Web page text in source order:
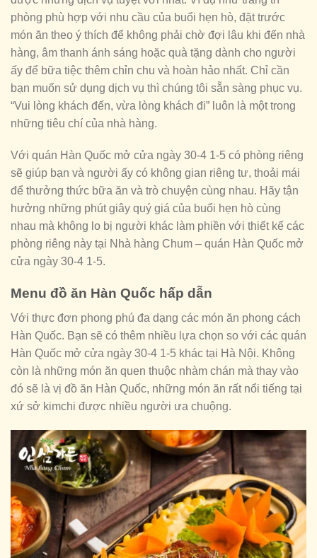
phòng phù hợp với nhu cầu của buổi hẹn hò, đặt trước
món ăn theo ý thích để không phải chờ đợi lâu khi đến nhà
hàng, âm thanh ánh sáng hoặc quà tặng dành cho người
ấy để bữa tiệc thêm chỉn chu và hoàn hảo nhất. Chỉ cần
bạn muốn sử dụng dịch vụ thì chúng tôi sẵn sàng phục vụ.
“Vui lòng khách đến, vừa lòng khách đi” luôn là một trong
những tiêu chí của nhà hàng.
Với quán Hàn Quốc mở cửa ngày 30-4 1-5 có phòng riêng
sẽ giúp bạn và người ấy có không gian riêng tư, thoải mái
để thưởng thức bữa ăn và trò chuyện cùng nhau. Hãy tận
hưởng những phút giây quý giá của buổi hẹn hò cùng
nhau mà không lo bị người khác làm phiền với thiết kế các
phòng riêng này tại Nhà hàng Chum – quán Hàn Quốc mở
cửa ngày 30-4 1-5.
Menu đồ ăn Hàn Quốc hấp dẫn
Với thực đơn phong phú đa dạng các món ăn phong cách
Hàn Quốc. Bạn sẽ có thêm nhiều lựa chọn so với các quán
Hàn Quốc mở cửa ngày 30-4 1-5 khác tại Hà Nội. Không
còn là những món ăn quen thuộc nhàm chán mà thay vào
đó sẽ là vị đồ ăn Hàn Quốc, những món ăn rất nổi tiếng tại
xứ sở kimchi được nhiều người ưa chuộng.